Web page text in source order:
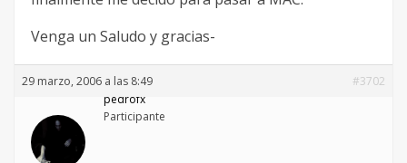
Venga un Saludo y gracias-
29 marzo, 2006 a las 8:49
#3702
pedrofx
Participante